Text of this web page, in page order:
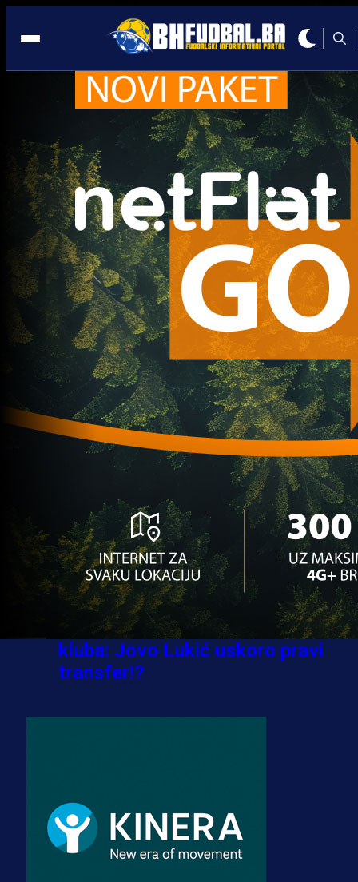
Diego Maradona
Trenutno nema novosti za navedeni tag.
Najčitanije Najnovije
A Selekcija
Sve je gotovo: Edin Džeko donio
odluku, evo gdje nastavlja
1 sedmica 5 dan
A Selekcija
Ovo niko nije očekivao: Nikola
Vasilj iznenadio izborom novog
kluba!
3 sedmica 6 dan
A Selekcija
Jovo Lukić ima novi klub: Trener
Cluja praktično potvrdio veliki
transfer!
4 dan 10 h
A Selekcija
Stigla potvrda od predsjednika
kluba: Jovo Lukić uskoro pravi
transfer!?
dres BiH!
3 sedmica 4 dan
Premijer liga BiH